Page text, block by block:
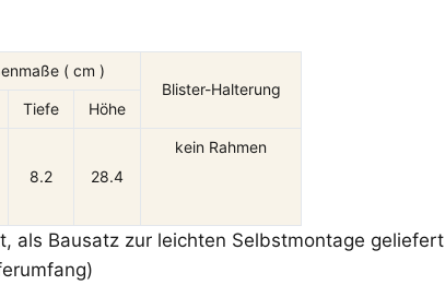
( cm )
Blister-Halterung
Tiefe Höhe
8.2 28.4
kein Rahmen
als Bausatz zur leichten Selbstmontage geliefert